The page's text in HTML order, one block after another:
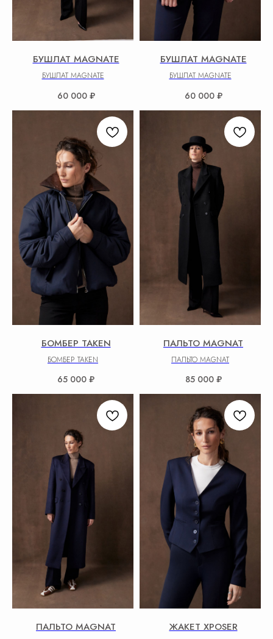
БУШЛАТ MAGNATE
БУШЛАТ MAGNATE
60 000 ₽
БУШЛАТ MAGNATE
БУШЛАТ MAGNATE
60 000 ₽
БОМБЕР TAKEN
БОМБЕР TAKEN
65 000 ₽
ПАЛЬТО MAGNAT
ПАЛЬТО MAGNAT
85 000 ₽
ПАЛЬТО MAGNAT ЖАКЕТ XPOSER